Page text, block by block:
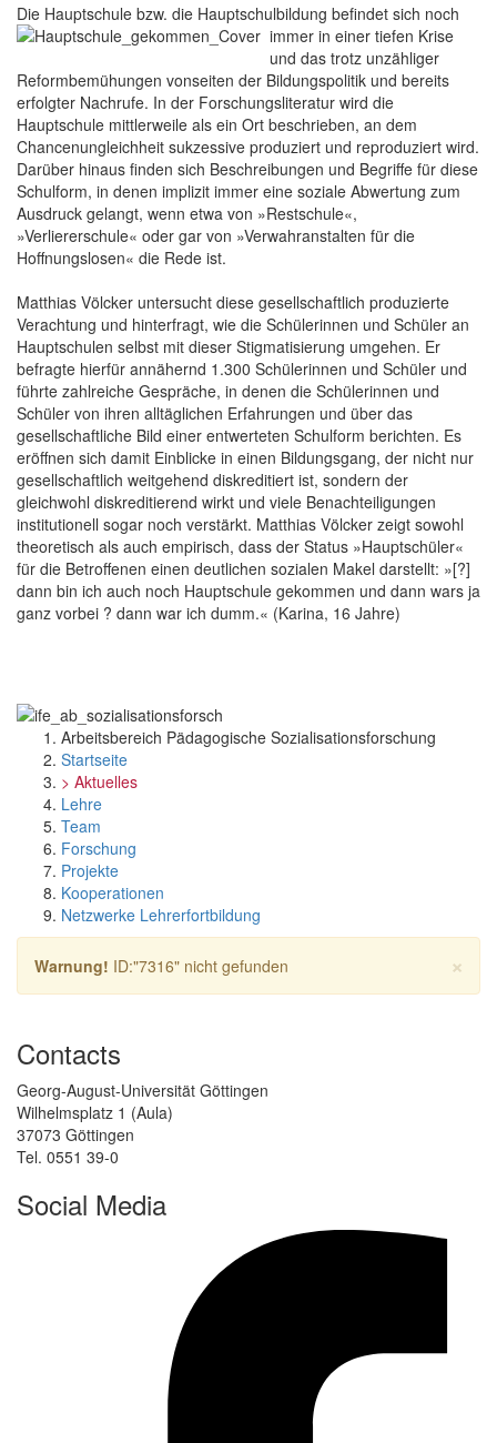
Die Hauptschule bzw. die Hauptschulbildung befindet sich noch
immer in einer tiefen Krise
und das trotz unzähliger
Reformbemühungen vonseiten der Bildungspolitik und bereits
erfolgter Nachrufe. In der Forschungsliteratur wird die
Hauptschule mittlerweile als ein Ort beschrieben, an dem
Chancenungleichheit sukzessive produziert und reproduziert wird.
Darüber hinaus finden sich Beschreibungen und Begriffe für diese
Schulform, in denen implizit immer eine soziale Abwertung zum
Ausdruck gelangt, wenn etwa von »Restschule«,
»Verliererschule« oder gar von »Verwahranstalten für die
Hoffnungslosen« die Rede ist.
Matthias Völcker untersucht diese gesellschaftlich produzierte
Verachtung und hinterfragt, wie die Schülerinnen und Schüler an
Hauptschulen selbst mit dieser Stigmatisierung umgehen. Er
befragte hierfür annähernd 1.300 Schülerinnen und Schüler und
führte zahlreiche Gespräche, in denen die Schülerinnen und
Schüler von ihren alltäglichen Erfahrungen und über das
gesellschaftliche Bild einer entwerteten Schulform berichten. Es
eröffnen sich damit Einblicke in einen Bildungsgang, der nicht nur
gesellschaftlich weitgehend diskreditiert ist, sondern der
gleichwohl diskreditierend wirkt und viele Benachteiligungen
institutionell sogar noch verstärkt. Matthias Völcker zeigt sowohl
theoretisch als auch empirisch, dass der Status »Hauptschüler«
für die Betroffenen einen deutlichen sozialen Makel darstellt: »[?]
dann bin ich auch noch Hauptschule gekommen und dann wars ja
ganz vorbei ? dann war ich dumm.« (Karina, 16 Jahre)
Arbeitsbereich Pädagogische Sozialisationsforschung
Startseite
> Aktuelles
Lehre
Team
Forschung
Projekte
Kooperationen
Netzwerke Lehrerfortbildung
×
Warnung! ID:"7316" nicht gefunden
Contacts
Georg-August-Universität Göttingen
Wilhelmsplatz 1 (Aula)
37073 Göttingen
Tel. 0551 39-0
Social Media